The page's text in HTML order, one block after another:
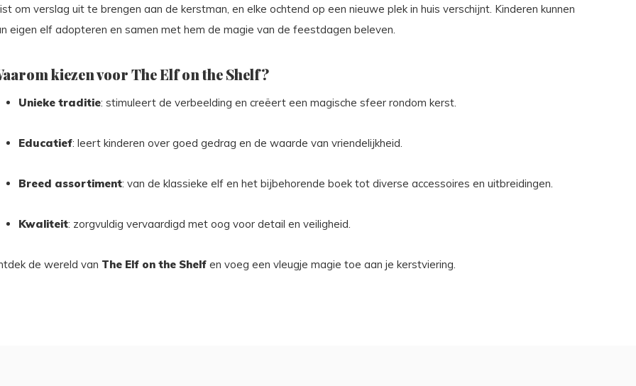
om verslag uit te brengen aan de kerstman, en elke ochtend op een nieuwe plek in huis verschijnt. Kinderen kunnen
eigen elf adopteren en samen met hem de magie van de feestdagen beleven.
kiezen voor The Elf on the Shelf?
Unieke traditie: stimuleert de verbeelding en creëert een magische sfeer rondom kerst.
Educatief: leert kinderen over goed gedrag en de waarde van vriendelijkheid.
Breed assortiment: van de klassieke elf en het bijbehorende boek tot diverse accessoires en uitbreidingen.
Kwaliteit: zorgvuldig vervaardigd met oog voor detail en veiligheid.
de wereld van The Elf on the Shelf en voeg een vleugje magie toe aan je kerstviering.